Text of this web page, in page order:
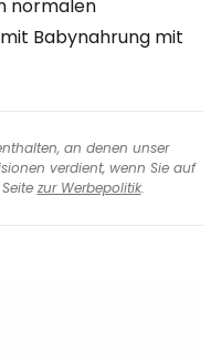
normalen
Babynahrung mit
an denen unser
verdient, wenn Sie auf
zur Werbepolitik.